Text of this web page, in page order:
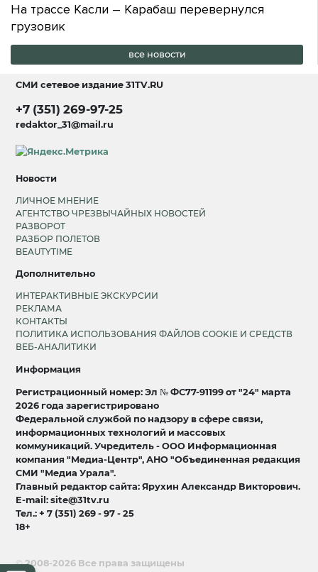
На трассе Касли – Карабаш перевернулся
грузовик
все новости
СМИ сетевое издание31TV.RU
+7 (351) 269-97-25
redaktor_31@mail.ru
Новости
ЛИЧНОЕ МНЕНИЕ
АГЕНТСТВО ЧРЕЗВЫЧАЙНЫХ НОВОСТЕЙ
РАЗВОРОТ
РАЗБОР ПОЛЕТОВ
BEAUTYTIME
Дополнительно
ИНТЕРАКТИВНЫЕ ЭКСКУРСИИ
РЕКЛАМА
КОНТАКТЫ
ПОЛИТИКА ИСПОЛЬЗОВАНИЯ ФАЙЛОВ COOKIE И СРЕДСТВ
ВЕБ-АНАЛИТИКИ
Информация
Регистрационный номер: Эл № ФС77-91199 от "24" марта
2026 года зарегистрировано
Федеральной службой по надзору в сфере связи,
информационных технологий и массовых
коммуникаций. Учредитель - ООО Информационная
компания "Медиа-Центр", АНО "Объединенная редакция
СМИ "Медиа Урала".
Главный редактор сайта: Ярухин Александр Викторович.
E-mail: site@31tv.ru
Тел.: + 7 (351) 269 - 97 - 25
18+
© 2008-2026 Все права защищены